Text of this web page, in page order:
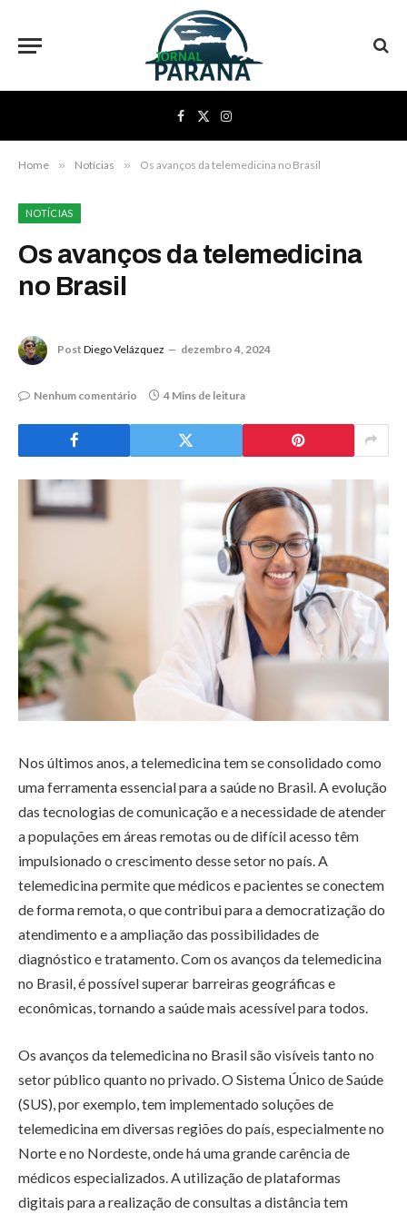
Facebook
X
(Twitter)
Instagram
Home » Notícias » Os avanços da telemedicina no Brasil
NOTÍCIAS
Os avanços da telemedicina
no Brasil
Post Diego Velázquez dezembro 4, 2024
Nenhum comentário 4 Mins de leitura
Nos últimos anos, a telemedicina tem se consolidado como
uma ferramenta essencial para a saúde no Brasil. A evolução
das tecnologias de comunicação e a necessidade de atender
a populações em áreas remotas ou de difícil acesso têm
impulsionado o crescimento desse setor no país. A
telemedicina permite que médicos e pacientes se conectem
de forma remota, o que contribui para a democratização do
atendimento e a ampliação das possibilidades de
diagnóstico e tratamento. Com os avanços da telemedicina
no Brasil, é possível superar barreiras geográficas e
econômicas, tornando a saúde mais acessível para todos.
Os avanços da telemedicina no Brasil são visíveis tanto no
setor público quanto no privado. O Sistema Único de Saúde
(SUS), por exemplo, tem implementado soluções de
telemedicina em diversas regiões do país, especialmente no
Norte e no Nordeste, onde há uma grande carência de
médicos especializados. A utilização de plataformas
digitais para a realização de consultas a distância tem